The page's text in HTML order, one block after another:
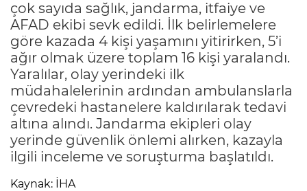
çok sayıda sağlık, jandarma, itfaiye ve
AFAD ekibi sevk edildi. İlk belirlemelere
göre kazada 4 kişi yaşamını yitirirken, 5’i
ağır olmak üzere toplam 16 kişi yaralandı.
Yaralılar, olay yerindeki ilk
müdahalelerinin ardından ambulanslarla
çevredeki hastanelere kaldırılarak tedavi
altına alındı. Jandarma ekipleri olay
yerinde güvenlik önlemi alırken, kazayla
ilgili inceleme ve soruşturma başlatıldı.
Kaynak: İHA